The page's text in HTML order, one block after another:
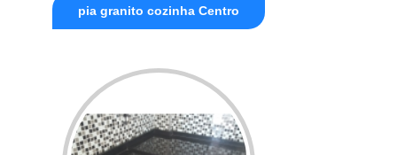
pia granito cozinha Centro